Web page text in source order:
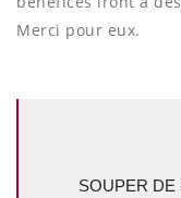
Merci pour eux.
SOUPER DE